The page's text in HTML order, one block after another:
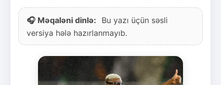
🎧 Məqaləni dinlə:
Bu yazı üçün səsli
versiya hələ hazırlanmayıb.